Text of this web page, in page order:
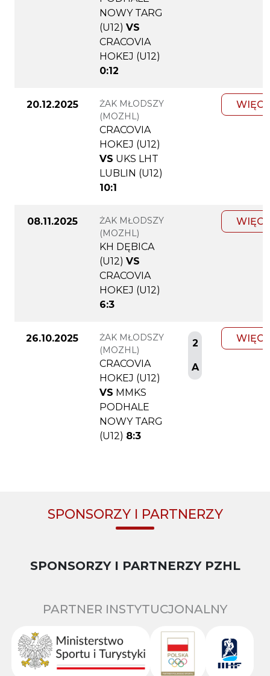
NOWY TARG
(U12) VS
CRACOVIA
HOKEJ (U12)
0:12
20.12.2025
ŻAK MŁODSZY
(MOZHL)
CRACOVIA
HOKEJ (U12)
VS UKS LHT
LUBLIN (U12)
10:1
08.11.2025
ŻAK MŁODSZY
(MOZHL)
KH DĘBICA
(U12) VS
CRACOVIA
HOKEJ (U12)
6:3
26.10.2025
ŻAK MŁODSZY
(MOZHL)
CRACOVIA
HOKEJ (U12)
VS MMKS
PODHALE
NOWY TARG
(U12) 8:3
2
A
SPONSORZY I PARTNERZY
SPONSORZY I PARTNERZY PZHL
PARTNER INSTYTUCJONALNY